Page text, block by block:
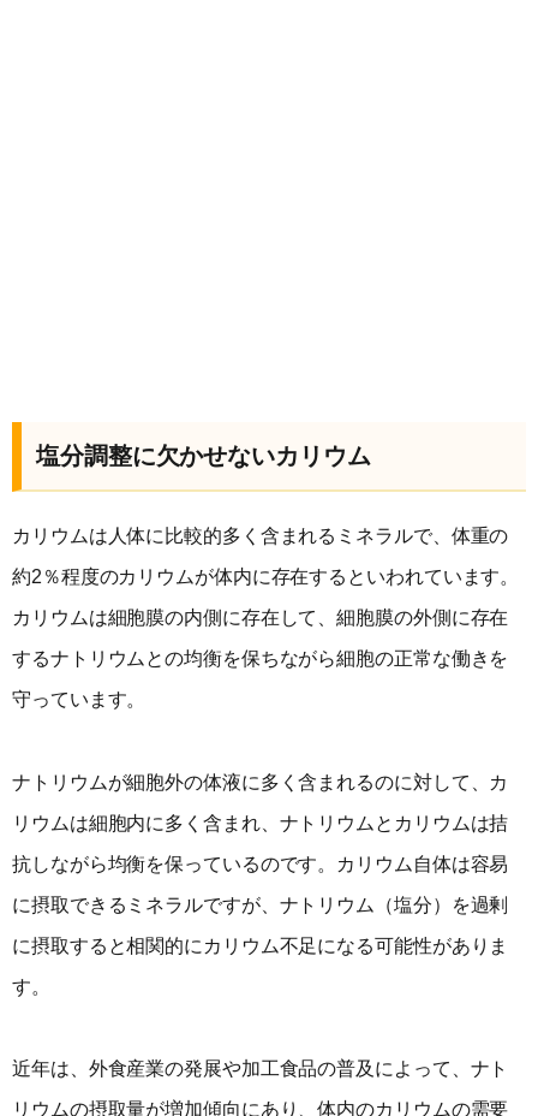
塩分調整に欠かせないカリウム
カリウムは人体に比較的多く含まれるミネラルで、体重の
約2％程度のカリウムが体内に存在するといわれています。
カリウムは細胞膜の内側に存在して、細胞膜の外側に存在
するナトリウムとの均衡を保ちながら細胞の正常な働きを
守っています。
ナトリウムが細胞外の体液に多く含まれるのに対して、カ
リウムは細胞内に多く含まれ、ナトリウムとカリウムは拮
抗しながら均衡を保っているのです。カリウム自体は容易
に摂取できるミネラルですが、ナトリウム（塩分）を過剰
に摂取すると相関的にカリウム不足になる可能性がありま
す。
近年は、外食産業の発展や加工食品の普及によって、ナト
リウムの摂取量が増加傾向にあり、体内のカリウムの需要